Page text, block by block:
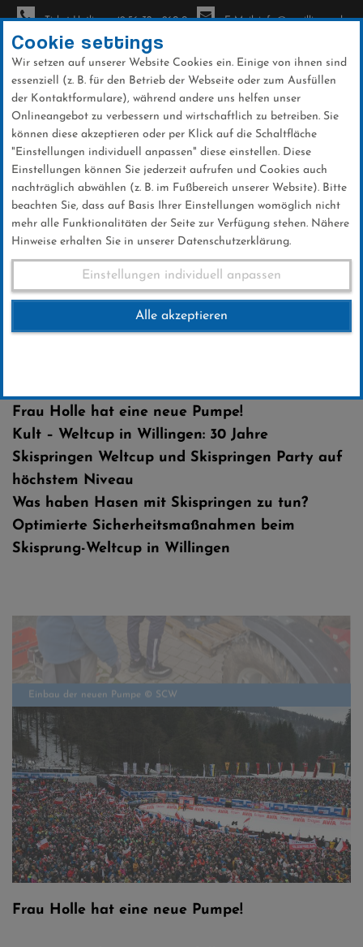
Direkt
zum
Inhalt
Ticket-Hotline: +49 56 32 - 960-0 E-Mail: info@sc-willingen.de
News
Weltcup-Splitter 28.11.2024
28 .November 2024
Frau Holle hat eine neue Pumpe!
Kult – Weltcup in Willingen: 30 Jahre
Skispringen Weltcup und Skispringen Party auf
höchstem Niveau
Was haben Hasen mit Skispringen zu tun?
Optimierte Sicherheitsmaßnahmen beim
Skisprung-Weltcup in Willingen
Mühlenkopfschanze © Jan-Simon Schäfer
Frau Holle hat eine neue Pumpe!
Cookie settings
Wir setzen auf unserer Website Cookies ein. Einige von ihnen sind
essenziell (z. B. für den Betrieb der Webseite oder zum Ausfüllen
der Kontaktformulare), während andere uns helfen unser
Onlineangebot zu verbessern und wirtschaftlich zu betreiben. Sie
können diese akzeptieren oder per Klick auf die Schaltfläche
"Einstellungen individuell anpassen" diese einstellen. Diese
Einstellungen können Sie jederzeit aufrufen und Cookies auch
nachträglich abwählen (z. B. im Fußbereich unserer Website). Bitte
beachten Sie, dass auf Basis Ihrer Einstellungen womöglich nicht
mehr alle Funktionalitäten der Seite zur Verfügung stehen. Nähere
Hinweise erhalten Sie in unserer Datenschutzerklärung.
Einstellungen individuell anpassen
Alle akzeptieren